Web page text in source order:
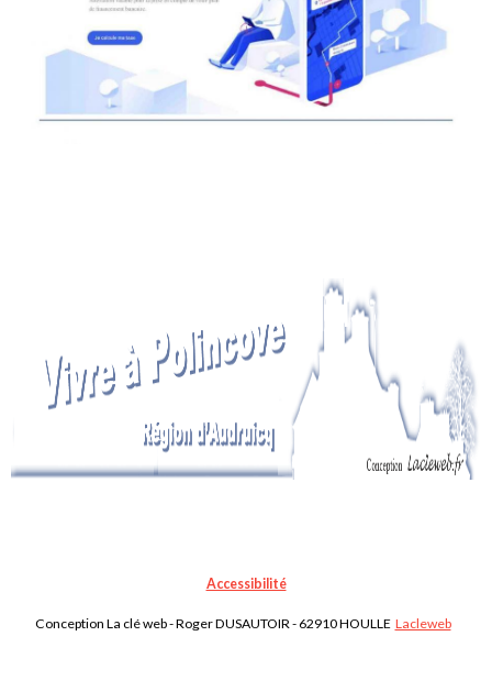
Accessibilité
Conception La clé web - Roger DUSAUTOIR - 62910 HOULLE Lacleweb